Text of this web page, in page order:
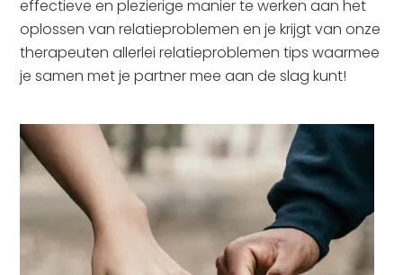
effectieve en plezierige manier te werken aan het
oplossen van relatieproblemen en je krijgt van onze
therapeuten allerlei relatieproblemen tips waarmee
je samen met je partner mee aan de slag kunt!